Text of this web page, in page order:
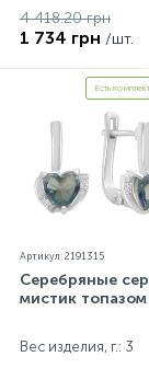
4 418.20 грн
1 734 грн /шт.
Есть комплект
Артикул: 2191315
Серебряные
мистик
Вес изделия, г.: 3